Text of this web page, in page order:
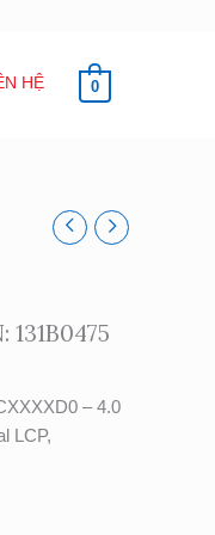
HỆ 0
– 4.0
LCP,